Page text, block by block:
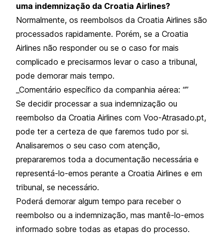
uma indemnização da Croatia Airlines?
Normalmente, os reembolsos da Croatia Airlines são
processados rapidamente. Porém, se a Croatia
Airlines não responder ou se o caso for mais
complicado e precisarmos levar o caso a tribunal,
pode demorar mais tempo.
_Comentário específico da companhia aérea: “”
Se decidir processar a sua indemnização ou
reembolso da Croatia Airlines com Voo-Atrasado.pt,
pode ter a certeza de que faremos tudo por si.
Analisaremos o seu caso com atenção,
prepararemos toda a documentação necessária e
representá-lo-emos perante a Croatia Airlines e em
tribunal, se necessário.
Poderá demorar algum tempo para receber o
reembolso ou a indemnização, mas mantê-lo-emos
informado sobre todas as etapas do processo.